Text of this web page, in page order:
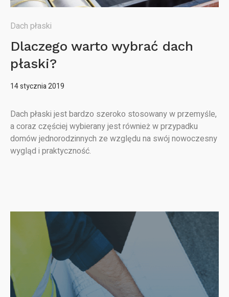
Dach płaski
Dlaczego warto wybrać dach
płaski?
14 stycznia 2019
Dach płaski jest bardzo szeroko stosowany w przemyśle,
a coraz częściej wybierany jest również w przypadku
domów jednorodzinnych ze względu na swój nowoczesny
wygląd i praktyczność.